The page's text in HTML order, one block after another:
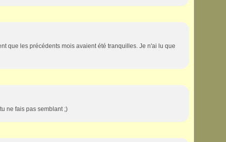
que les précédents mois avaient été tranquilles. Je n'ai lu que
ne fais pas semblant ;)